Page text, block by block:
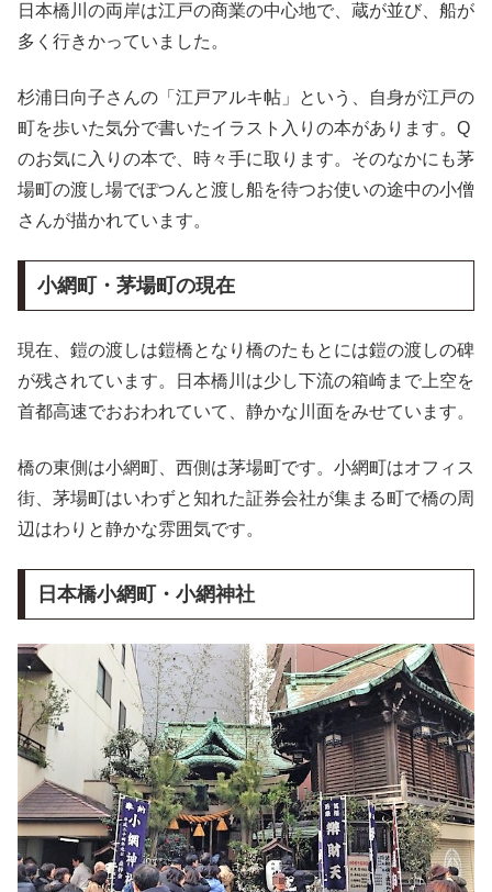
日本橋川の両岸は江戸の商業の中心地で、蔵が並び、船が
多く行きかっていました。
杉浦日向子さんの「江戸アルキ帖」という、自身が江戸の
町を歩いた気分で書いたイラスト入りの本があります。Q
のお気に入りの本で、時々手に取ります。そのなかにも茅
場町の渡し場でぽつんと渡し船を待つお使いの途中の小僧
さんが描かれています。
小網町・茅場町の現在
現在、鎧の渡しは鎧橋となり橋のたもとには鎧の渡しの碑
が残されています。日本橋川は少し下流の箱崎まで上空を
首都高速でおおわれていて、静かな川面をみせています。
橋の東側は小網町、西側は茅場町です。小網町はオフィス
街、茅場町はいわずと知れた証券会社が集まる町で橋の周
辺はわりと静かな雰囲気です。
日本橋小網町・小網神社